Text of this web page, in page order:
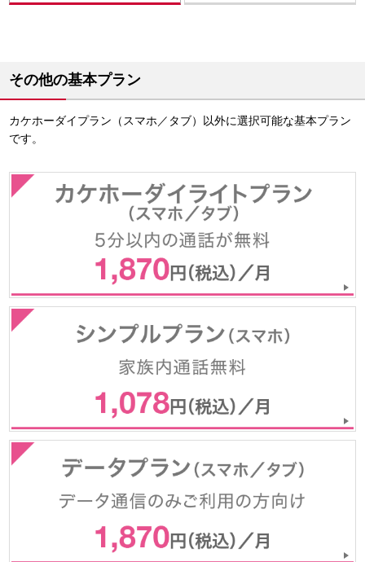
その他の基本プラン
カケホーダイプラン（スマホ／タブ）以外に選択可能な基本プラン
です。